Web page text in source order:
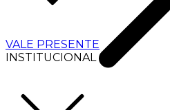
VALE PRESENTE
INSTITUCIONAL